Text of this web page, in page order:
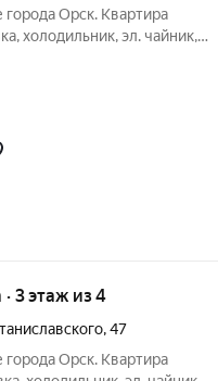
Орск. Квартира
холодильник, эл. чайник,
и гостиничной
3 этаж из 4
,47
Орск. Квартира